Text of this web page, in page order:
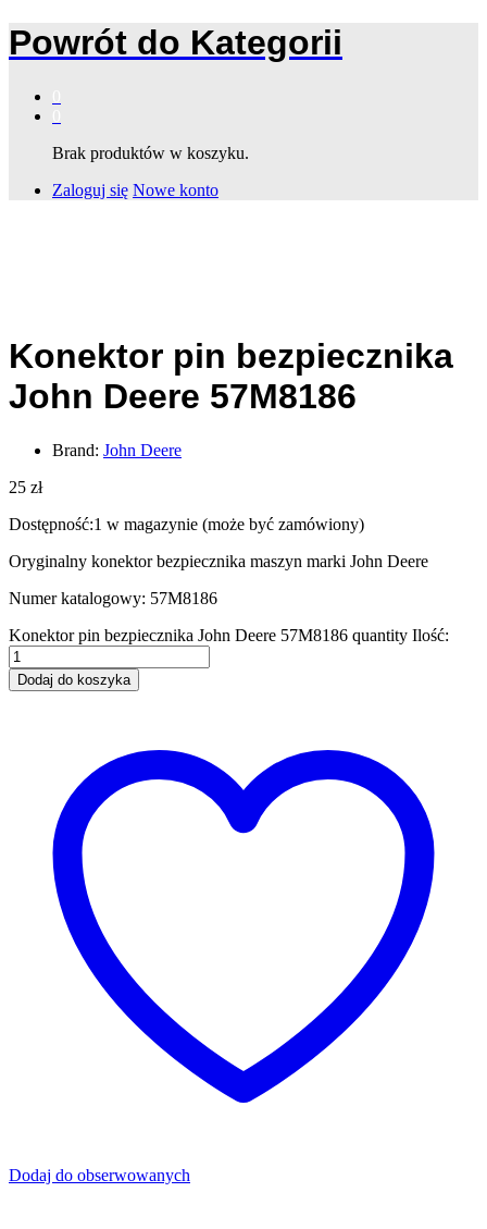
Powrót do Kategorii
Brak produktów w koszyku.
Zaloguj się Nowe konto
Konektor pin bezpiecznika
John Deere 57M8186
Brand: John Deere
25 zł
Dostępność:1 w magazynie (może być zamówiony)
Oryginalny konektor bezpiecznika maszyn marki John Deere
Numer katalogowy: 57M8186
Konektor pin bezpiecznika John Deere 57M8186 quantity Ilość:
Dodaj do koszyka
Dodaj do obserwowanych